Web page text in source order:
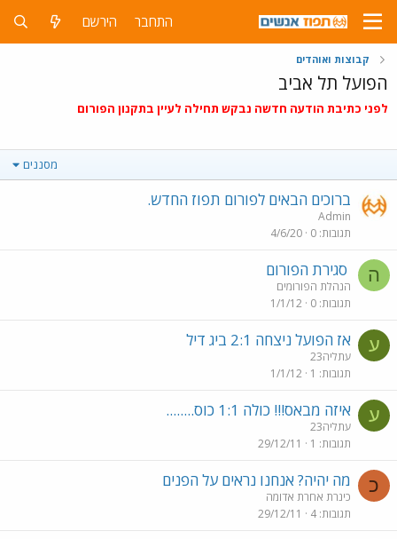
התחבר הירשם
קבוצות ואוהדים
הפועל תל אביב
לפני כתיבת הודעה חדשה נבקש תחילה לעיין בתקנון הפורום
מסננים
ברוכים הבאים לפורום תפוז החדש.
Admin
תגובות 0
4/6/20
ה סגירת הפורום
הנהלת הפורומים
תגובות 0
1/1/12
ע אז הפועל ניצחה 2:1 ביג דיל
עתליה23
תגובות 1
1/1/12
ע איזה מבאס!!! כולה 1:1 כוס........
עתליה23
תגובות 1
29/12/11
כ מה יהיה? אנחנו נראים על הפנים
כינרת אחרת אדומה
תגובות 4
29/12/11